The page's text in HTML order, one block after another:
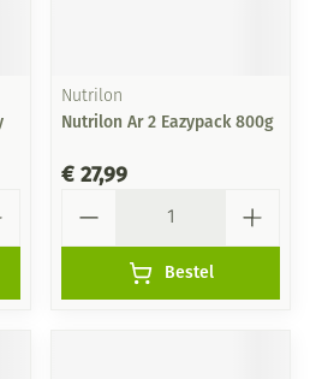
Nutrilon
Nutrilon Ar 2 Eazypack 800g
€ 27,99
Bestel